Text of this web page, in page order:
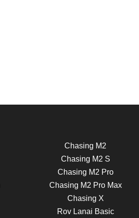
Chasing M2
Chasing M2 S
Chasing M2 Pro
Chasing M2 Pro Max
Chasing X
Rov Lanai Basic